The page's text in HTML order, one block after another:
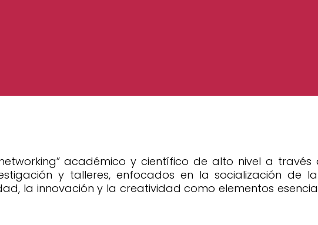
académico y científico de alto nivel a través
y talleres, enfocados en la socialización de
la innovación y la creatividad como elementos